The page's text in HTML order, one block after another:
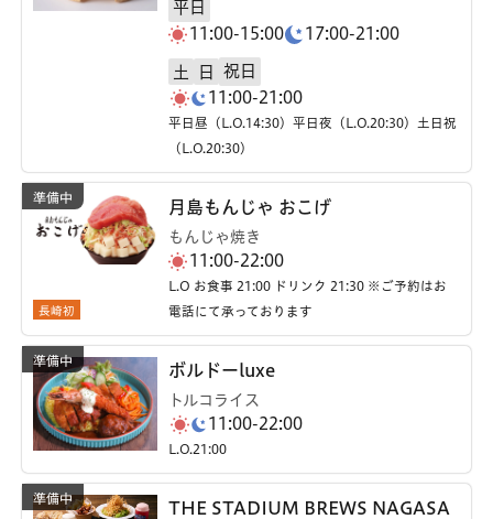
平日
11:00-15:00
17:00-21:00
土 日
祝日
11:00-21:00
平日昼（L.O.14:30）平日夜（L.O.20:30）土日祝
（L.O.20:30）
長崎初
月島もんじゃ おこげ
もんじゃ焼き
11:00-22:00
L.O お食事 21:00 ドリンク 21:30 ※ご予約はお
電話にて承っております
ボルドーluxe
トルコライス
11:00-22:00
L.O.21:00
THE STADIUM BREWS NAGASA